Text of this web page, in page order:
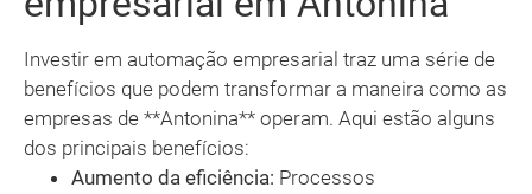
Investir em automação empresarial traz uma série de
benefícios que podem transformar a maneira como as
empresas de **Antonina** operam. Aqui estão alguns
dos principais benefícios:
Aumento da eficiência: Processos